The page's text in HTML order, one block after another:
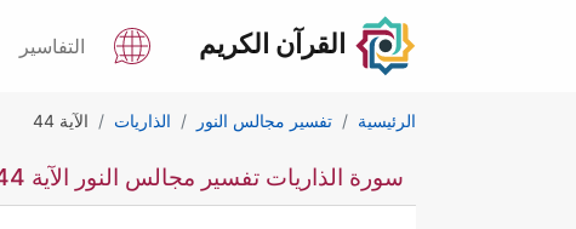
القرآن الكريم التفاسير
الرئيسية تفسير مجالس النور الذاريات الآية 44
سورة الذاريات تفسير مجالس النور الآية 44